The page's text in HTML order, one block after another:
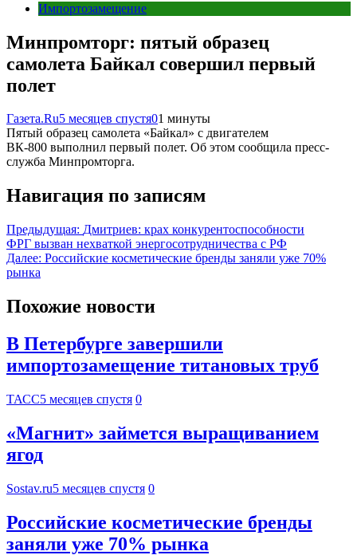
Импортозамещение
Минпромторг: пятый образец
самолета Байкал совершил первый
полет
Газета.Ru5 месяцев спустя01 минуты
Пятый образец самолета «Байкал» с двигателем
ВК-800 выполнил первый полет. Об этом сообщила пресс-
служба Минпромторга.
Навигация по записям
Предыдущая: Дмитриев: крах конкурентоспособности
ФРГ вызван нехваткой энергосотрудничества с РФ
Далее: Российские косметические бренды заняли уже 70%
рынка
Похожие новости
В Петербурге завершили
импортозамещение титановых труб
ТАСС5 месяцев спустя 0
«Магнит» займется выращиванием
ягод
Sostav.ru5 месяцев спустя 0
Российские косметические бренды
заняли уже 70% рынка